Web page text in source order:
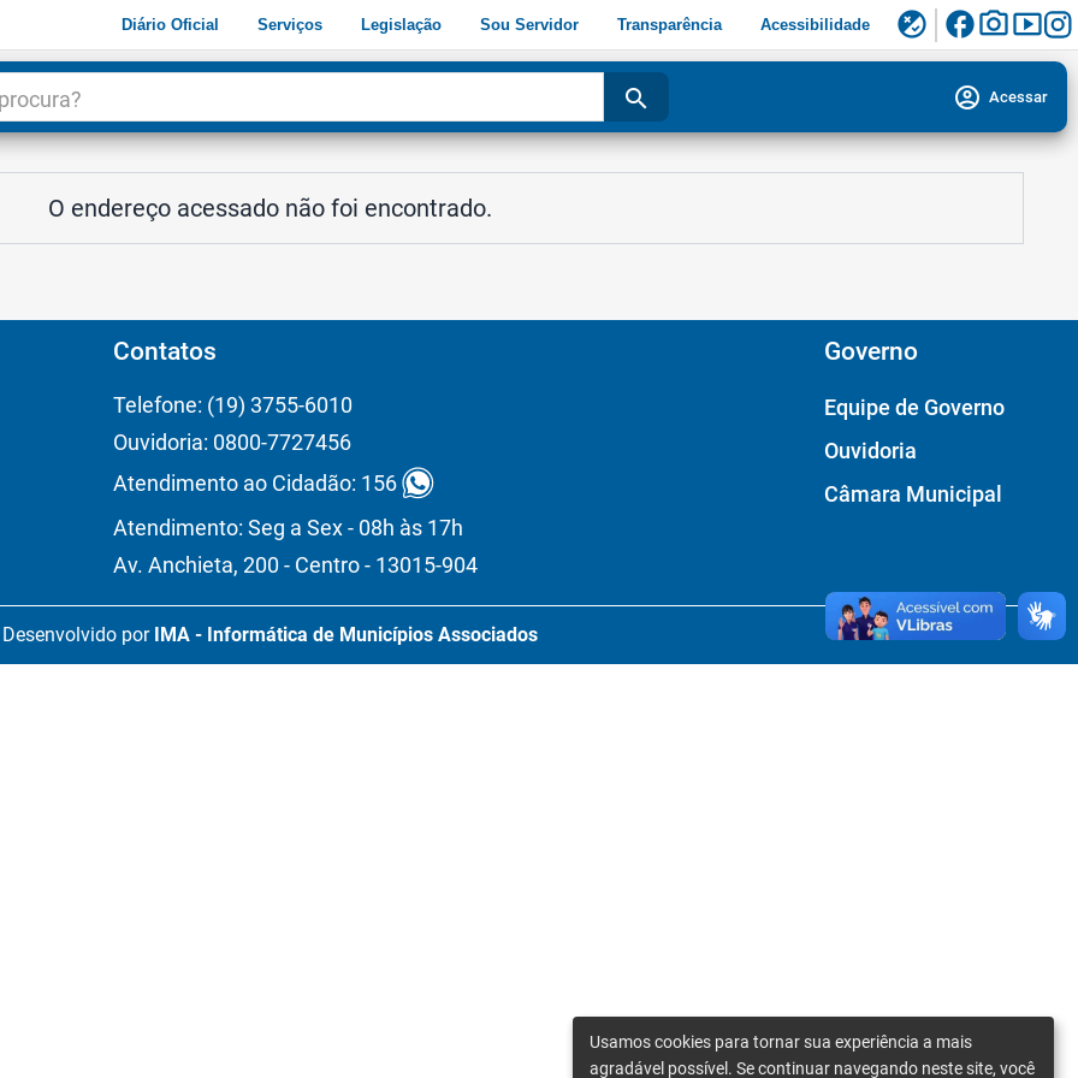
Diário Oficial Serviços Legislação Sou Servidor Transparência Acessibilidade flaky facebookphoto_camerasmart_display
search account_circle Acessar
O endereço acessado não foi encontrado.
Contatos
Telefone: (19) 3755-6010
Ouvidoria: 0800-7727456
Atendimento ao Cidadão: 156
Atendimento: Seg a Sex - 08h às 17h
Av. Anchieta, 200 - Centro - 13015-904
Governo
Equipe de Governo
Ouvidoria
Câmara Municipal
Desenvolvido por IMA - Informática de Municípios Associados
Usamos cookies para tornar sua experiência a mais
agradável possível. Se continuar navegando neste site, você